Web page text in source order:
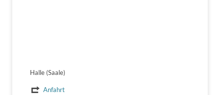
Halle (Saale)
Anfahrt